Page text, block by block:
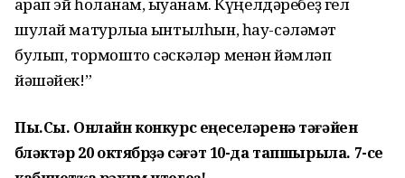
шулай матурлыҡҡа ынтылһын, һау-сәләмәт
булып, тормошто сәскәләр менән йәмләп
йәшәйек!”
Пы.Сы. Онлайн конкурс еңеүселәренә тәғәйен
бүләктәр 20 октябрҙә сәғәт 10-да тапшырыла. 7-се